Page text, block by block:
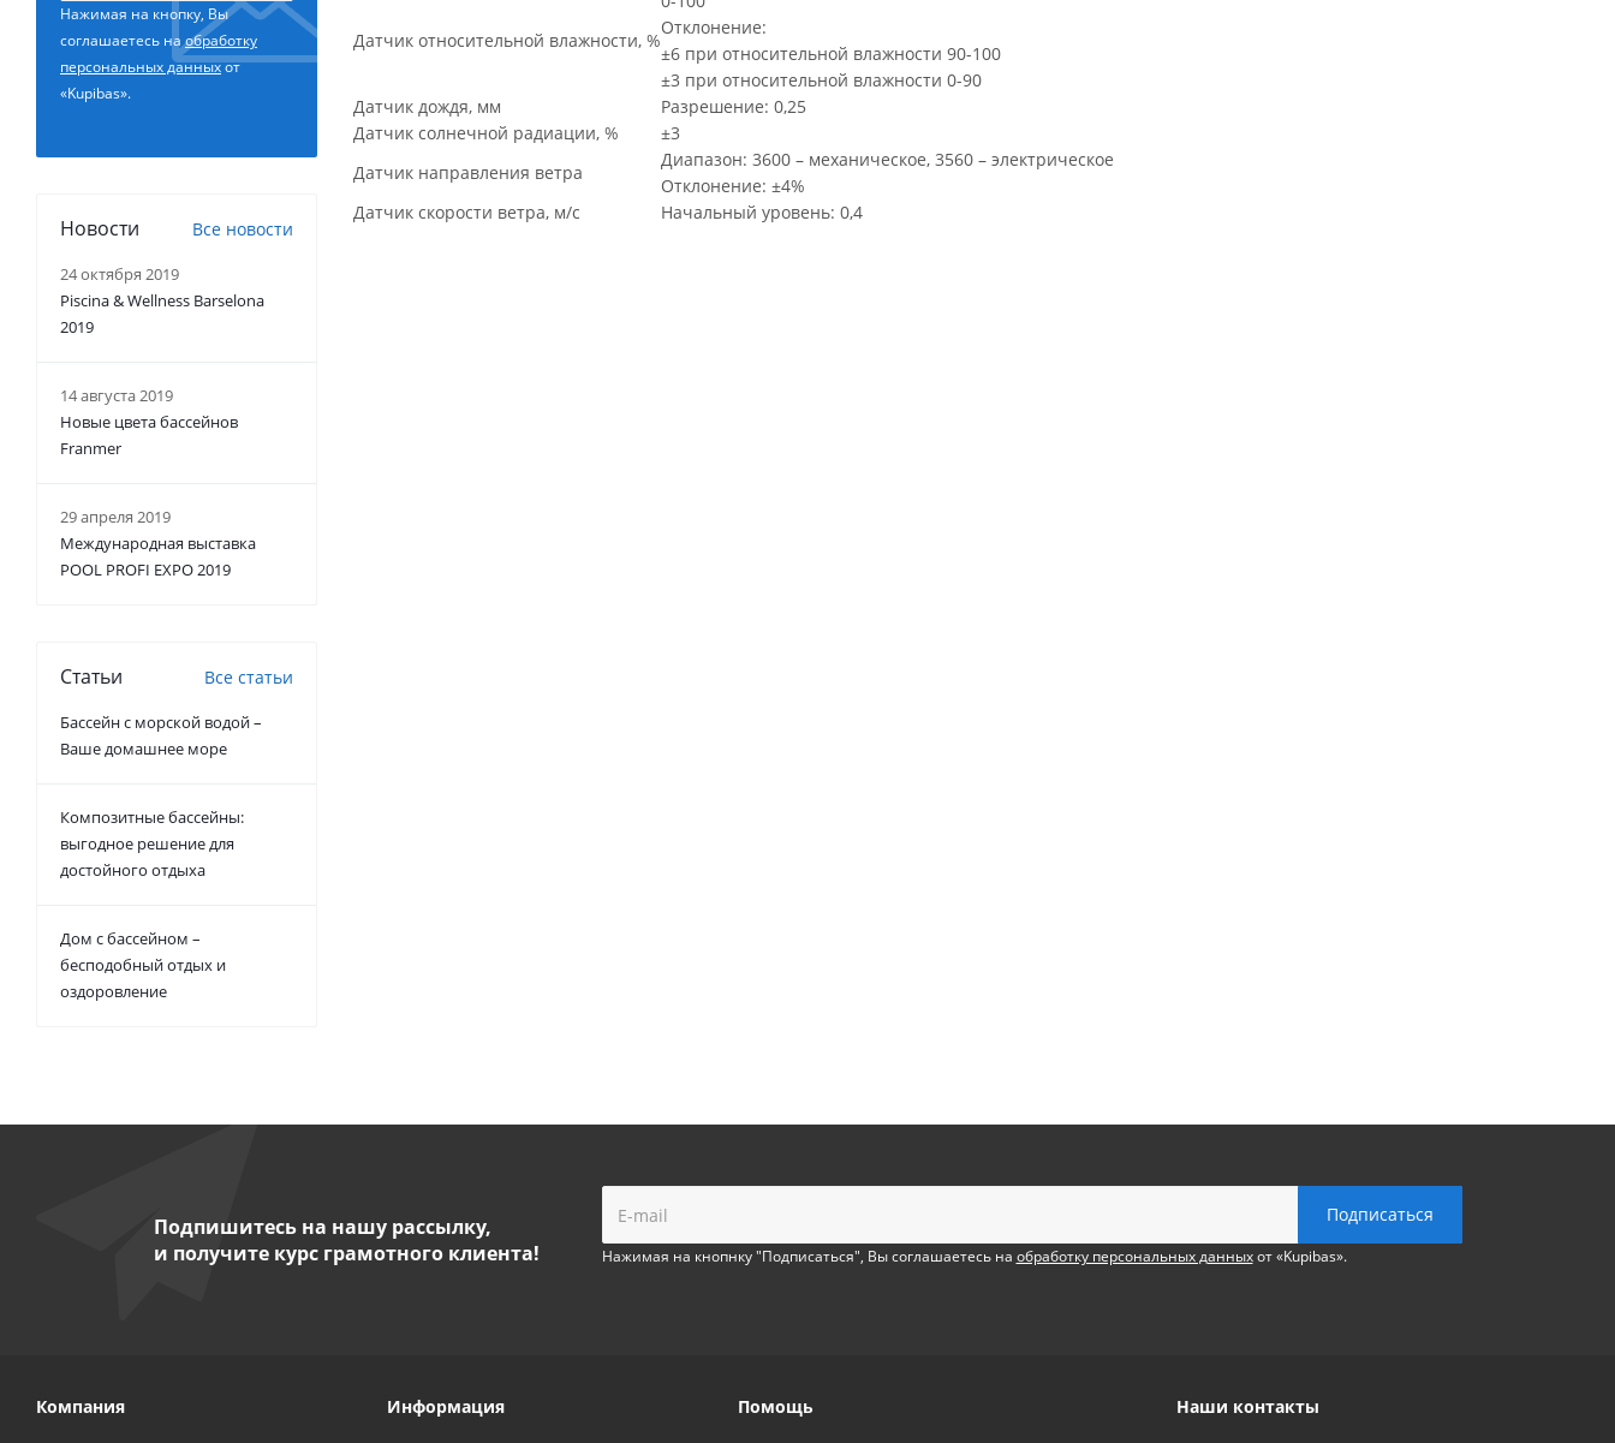
Датчик относительной влажности, %
Отклонение:
±6 при относительной влажности 90-100
±3 при относительной влажности 0-90
Датчик дождя, мм
Разрешение: 0,25
Датчик солнечной радиации, %
±3
Датчик направления ветра
Диапазон: 3600 – механическое, 3560 – электрическое
Отклонение: ±4%
Датчик скорости ветра, м/с
Начальный уровень: 0,4
Нажимая на кнопку, Вы
соглашаетесь наобработку
персональных данныхот
«Kupibas».
Новости Все новости
24 октября 2019
Piscina & Wellness Barselona
2019
14 августа 2019
Новые цвета бассейнов
Franmer
29 апреля 2019
Международная выставка
POOL PROFI EXPO 2019
Статьи Все статьи
Бассейн с морской водой –
Ваше домашнее море
Композитные бассейны:
выгодное решение для
достойного отдыха
Дом с бассейном –
бесподобный отдых и
оздоровление
Подпишитесь на нашу рассылку,
и получите курс грамотного клиента!
Нажимая на кнопнку "Подписаться", Вы соглашаетесь на обработку персональных данныхот «Kupibas».
Компания Информация Помощь Наши контакты